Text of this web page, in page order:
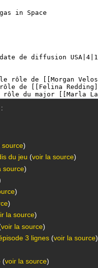
source)
du jeu (voir la source)
source)
)
)
la source)
voir la source)
3 lignes (voir la source)
(voir la source)